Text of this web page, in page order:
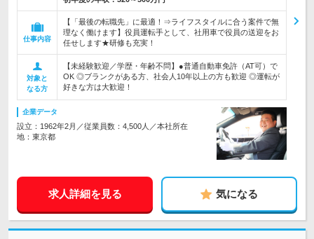
仕事内容
【「最後の転職先」に最適！⇒ライフスタイルに合う案件で無
理なく働けます】役員運転手として、社用車で役員の送迎をお
任せします★研修も充実！
対象と
なる方
【未経験歓迎／学歴・年齢不問】●普通自動車免許（AT可）で
OK ◎ブランクがある方、社会人10年以上の方も歓迎 ◎運転が
好きな方は大歓迎！
企業データ
設立：1962年2月／従業員数：4,500人／本社所在
地：東京都
求人詳細を見る 気になる